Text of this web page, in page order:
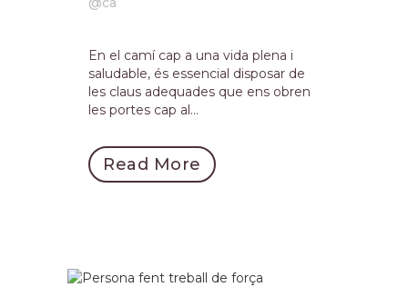
En el camí cap a una vida plena i
saludable, és essencial disposar de
les claus adequades que ens obren
les portes cap al...
Read More